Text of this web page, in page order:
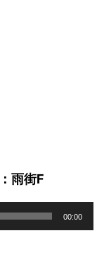
雨街F
00:00